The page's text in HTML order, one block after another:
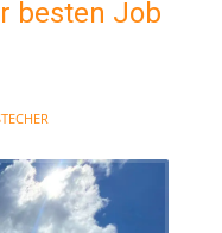
besten Job